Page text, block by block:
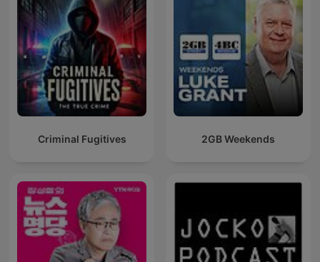
Criminal Fugitives 2GB Weekends